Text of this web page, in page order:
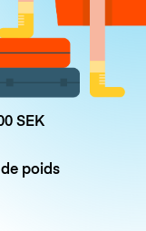
SEK
poids